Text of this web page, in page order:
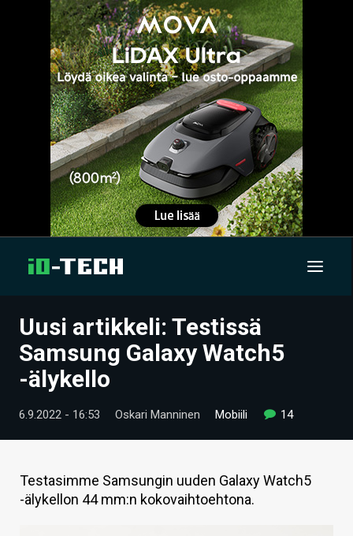
UUTISET
ARTIKKELIT
VIDEOT
TECHBBS
TIETOA
HINTA.FI
Uusi artikkeli: Testissä
Samsung Galaxy Watch5
-älykello
6.9.2022 - 16:53 Oskari Manninen Mobiili 14
Testasimme Samsungin uuden Galaxy Watch5
-älykellon 44 mm:n kokovaihtoehtona.